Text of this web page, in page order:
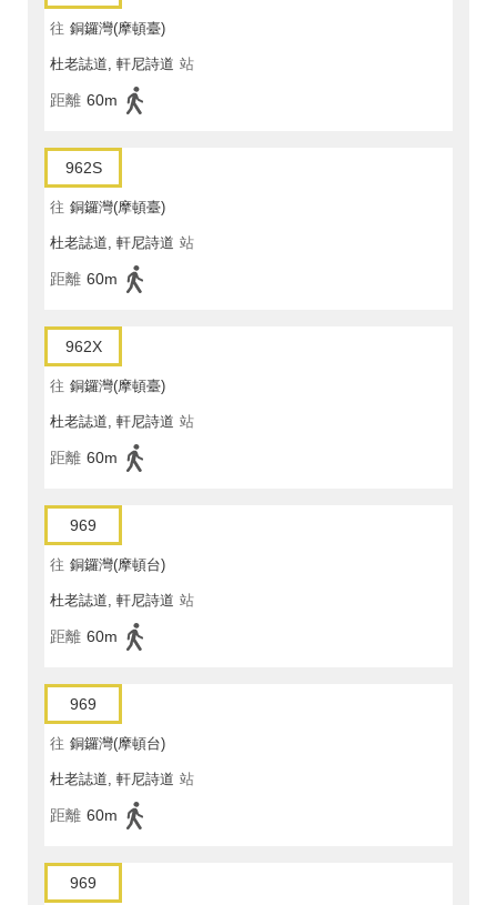
往 銅鑼灣(摩頓臺)
杜老誌道, 軒尼詩道 站
距離 60m
962S
往 銅鑼灣(摩頓臺)
杜老誌道, 軒尼詩道 站
距離 60m
962X
往 銅鑼灣(摩頓臺)
杜老誌道, 軒尼詩道 站
距離 60m
969
往 銅鑼灣(摩頓台)
杜老誌道, 軒尼詩道 站
距離 60m
969
往 銅鑼灣(摩頓台)
杜老誌道, 軒尼詩道 站
距離 60m
969